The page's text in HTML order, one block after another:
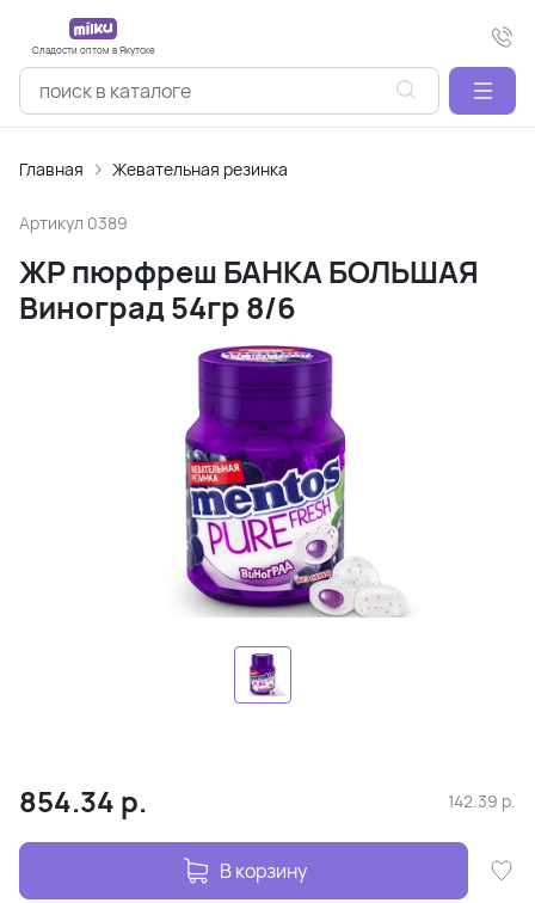
Сладости оптом в Якутске
Главная Жевательная резинка
Артикул 0389
ЖР пюрфреш БАНКА БОЛЬШАЯ
Виноград 54гр 8/6
854.34 р. 142.39 р.
В корзину